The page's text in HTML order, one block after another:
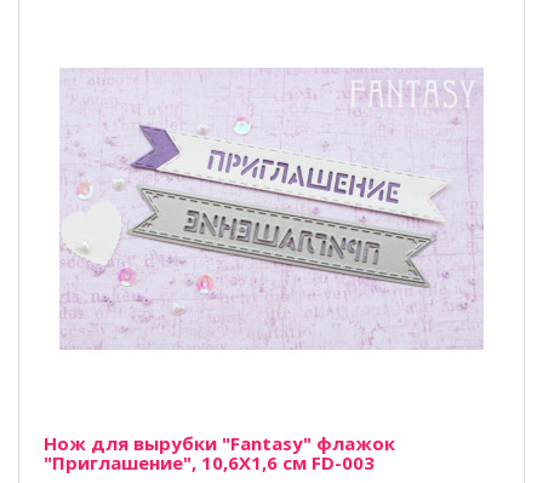
Нож для вырубки "Fantasy" флажок
"Приглашение", 10,6Х1,6 см FD-003